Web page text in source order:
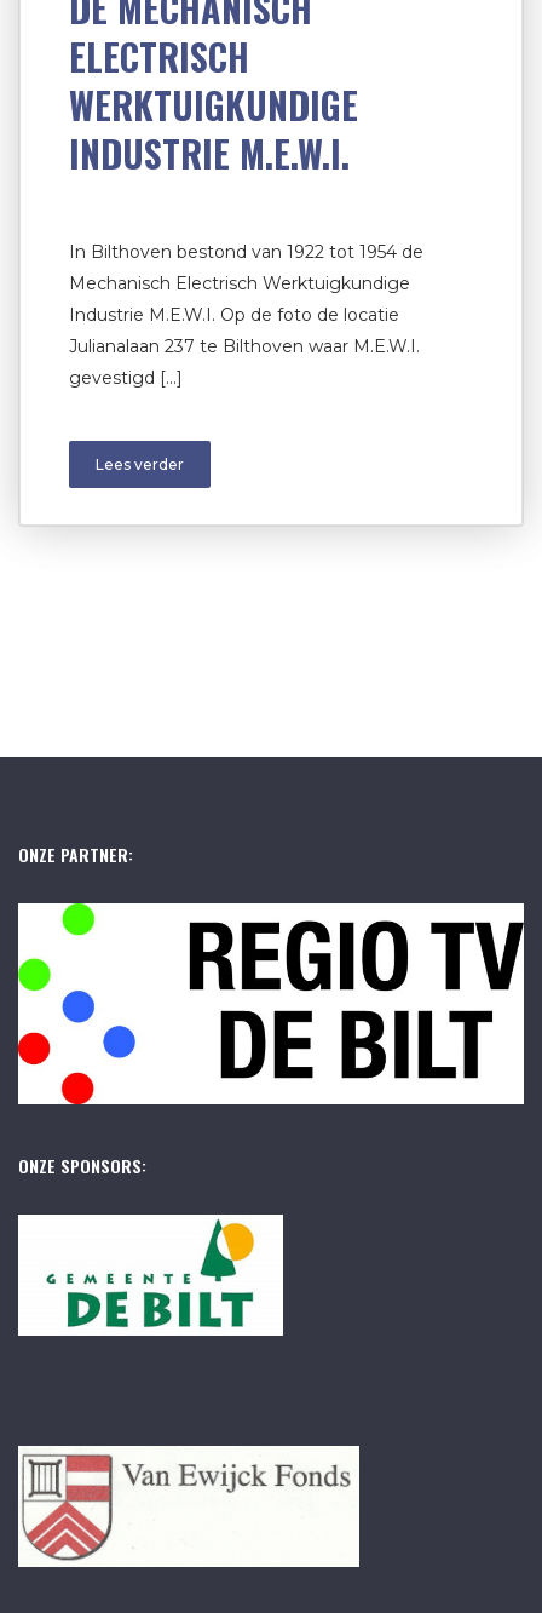
ELECTRISCH
WERKTUIGKUNDIGE
INDUSTRIE M.E.W.I.
In Bilthoven bestond van 1922 tot 1954 de
Mechanisch Electrisch Werktuigkundige
Industrie M.E.W.I. Op de foto de locatie
Julianalaan 237 te Bilthoven waar M.E.W.I.
gevestigd […]
Lees verder
ONZE PARTNER:
ONZE SPONSORS: